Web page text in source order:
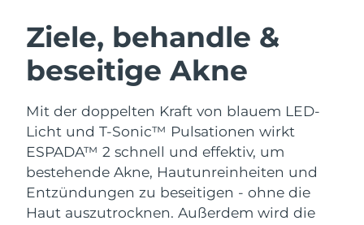
Ziele, behandle &
beseitige Akne
Mit der doppelten Kraft von blauem LED-
Licht und T-Sonic™ Pulsationen wirkt
ESPADA™ 2 schnell und effektiv, um
bestehende Akne, Hautunreinheiten und
Entzündungen zu beseitigen - ohne die
Haut auszutrocknen. Außerdem wird die
LUNA™ 4 Set
Anti-aging massage
LUNA™ 4 Plus
BEAR™ 2 Set
Microcurrent toning
BEAR™ 2 go
Hydratisierung Mundpflege
Österreich Erwartete Lieferung
Bahrain Erwartete Lieferung
Belgien Erwartete Lieferung8/11/26
Bermuda Erwartete Lieferung
Bosnien und
Herzegowina
Erwartete Lieferung